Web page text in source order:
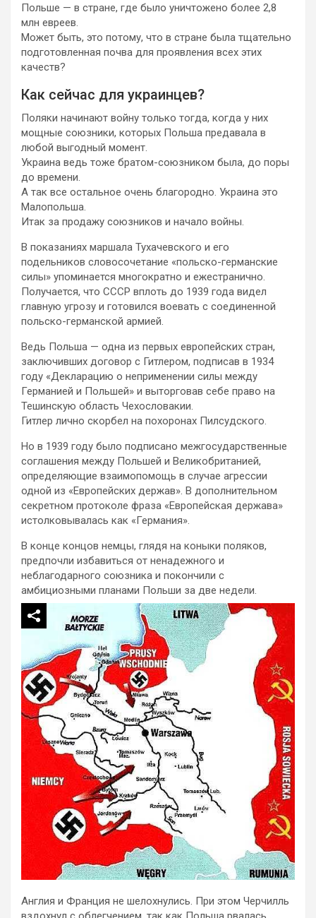
Польше — в стране, где было уничтожено более 2,8
млн евреев.
Может быть, это потому, что в стране была тщательно
подготовленная почва для проявления всех этих
качеств?
Как сейчас для украинцев?
Поляки начинают войну только тогда, когда у них
мощные союзники, которых Польша предавала в
любой выгодный момент.
Украина ведь тоже братом-союзником была, до поры
до времени.
А так все остальное очень благородно. Украина это
Малопольша.
Итак за продажу союзников и начало войны.
В показаниях маршала Тухачевского и его
подельников словосочетание «польско-германские
силы» упоминается многократно и ежестранично.
Получается, что СССР вплоть до 1939 года видел
главную угрозу и готовился воевать с соединенной
польско-германской армией.
Ведь Польша — одна из первых европейских стран,
заключивших договор с Гитлером, подписав в 1934
году «Декларацию о неприменении силы между
Германией и Польшей» и выторговав себе право на
Тешинскую область Чехословакии.
Гитлер лично скорбел на похоронах Пилсудского.
Но в 1939 году было подписано межгосударственные
соглашения между Польшей и Великобританией,
определяющие взаимопомощь в случае агрессии
одной из «Европейских держав». В дополнительном
секретном протоколе фраза «Европейская держава»
истолковывалась как «Германия».
В конце концов немцы, глядя на коныки поляков,
предпочли избавиться от ненадежного и
неблагодарного союзника и покончили с
амбициозными планами Польши за две недели.
Англия и Франция не шелохнулись. При этом Черчилль